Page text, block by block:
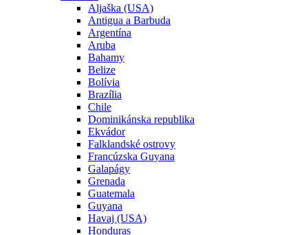
Aljaška (USA)
Antigua a Barbuda
Argentína
Aruba
Bahamy
Belize
Bolívia
Brazília
Chile
Dominikánska republika
Ekvádor
Falklandské ostrovy
Francúzska Guyana
Galapágy
Grenada
Guatemala
Guyana
Havaj (USA)
Honduras